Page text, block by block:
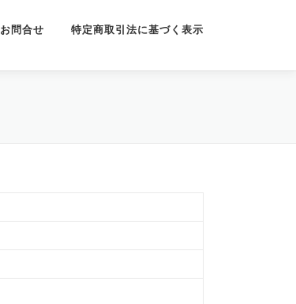
お問合せ 特定商取引法に基づく表示